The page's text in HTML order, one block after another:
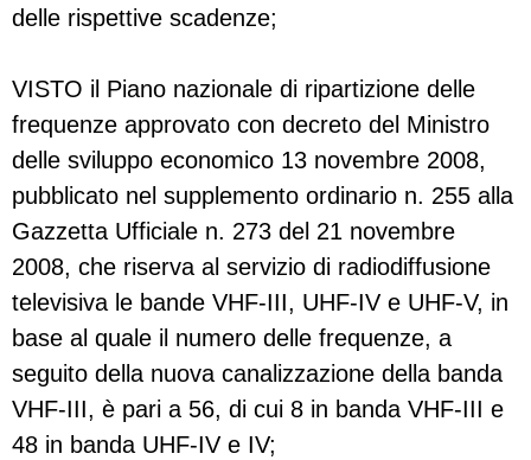
delle rispettive scadenze;
VISTO il Piano nazionale di ripartizione delle
frequenze approvato con decreto del Ministro
delle sviluppo economico 13 novembre 2008,
pubblicato nel supplemento ordinario n. 255 alla
Gazzetta Ufficiale n. 273 del 21 novembre
2008, che riserva al servizio di radiodiffusione
televisiva le bande VHF-III, UHF-IV e UHF-V, in
base al quale il numero delle frequenze, a
seguito della nuova canalizzazione della banda
VHF-III, è pari a 56, di cui 8 in banda VHF-III e
48 in banda UHF-IV e IV;